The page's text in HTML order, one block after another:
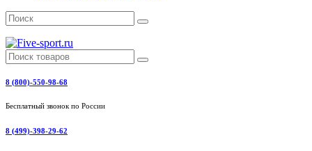
8 (800)-550-98-68
Бесплатный звонок по России
8 (499)-398-29-62